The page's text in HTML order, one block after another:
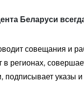
Беларуси
совещания и
в регионах,
подписывает указы и